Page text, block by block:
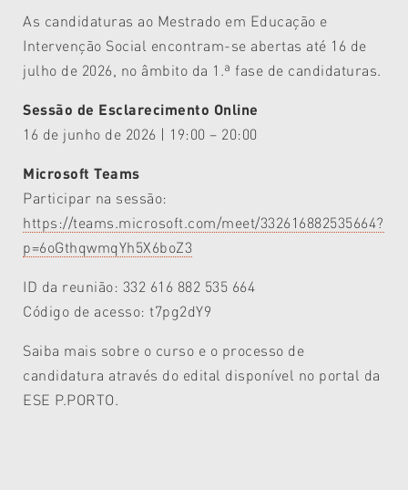
As candidaturas ao Mestrado em Educação e
Intervenção Social encontram-se abertas até 16 de
julho de 2026, no âmbito da 1.ª fase de candidaturas.
Sessão de Esclarecimento Online
16 de junho de 2026 | 19:00 – 20:00
Microsoft Teams
Participar na sessão:
https://teams.microsoft.com/meet/332616882535664?
p=6oGthqwmqYh5X6boZ3
ID da reunião: 332 616 882 535 664
Código de acesso: t7pg2dY9
Saiba mais sobre o curso e o processo de
candidatura através do edital disponível no portal da
ESE P.PORTO.